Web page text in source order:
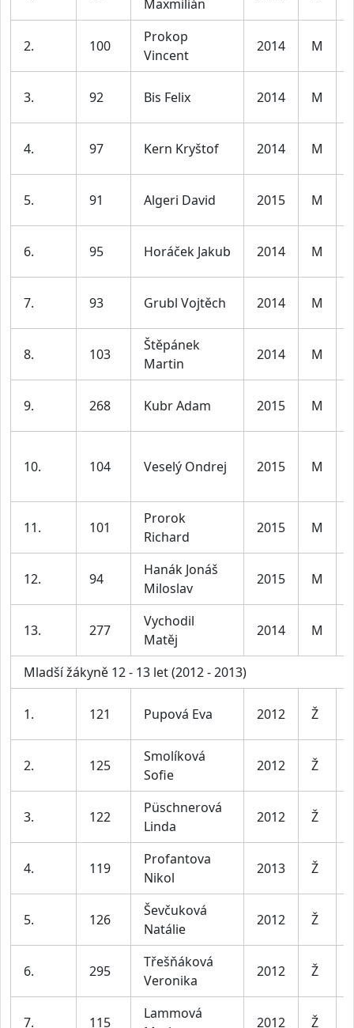
Maxmilián
2. 100
Prokop
Vincent
2014 M
3. 92 Bis Felix 2014 M
4. 97 Kern Kryštof 2014 M
5. 91 Algeri David 2015 M
6. 95 Horáček Jakub 2014 M
7. 93 Grubl Vojtěch 2014 M
8. 103
Štěpánek
Martin
2014 M
9. 268 Kubr Adam 2015 M
10. 104 Veselý Ondrej 2015 M
11. 101
Prorok
Richard
2015 M
12. 94
Hanák Jonáš
Miloslav
2015 M
13. 277
Vychodil
Matěj
2014 M
Mladší žákyně 12 - 13 let (2012 - 2013)
1. 121 Pupová Eva 2012 Ž
2. 125
Smolíková
Sofie
2012 Ž
3. 122
Püschnerová
Linda
2012 Ž
4. 119
Profantova
Nikol
2013 Ž
5. 126
Ševčuková
Natálie
2012 Ž
6. 295
Třešňáková
Veronika
2012 Ž
7. 115
Lammová
2012 Ž